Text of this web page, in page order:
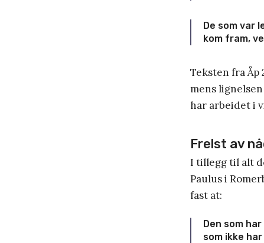
De som var
kom fram,
Teksten fra
mens
har arbeidet i
Frelst av
I tillegg til alt
Paulus i
fast at:
Den som
som ikke